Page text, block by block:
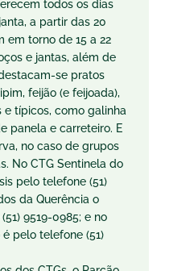
todos os dias
a partir das 20
em torno de 15 a 22
e jantas, além de
se pratos
feijão (e feijoada),
típicos, como galinha
panela e carreteiro. E
no caso de grupos
No CTG Sentinela do
pelo telefone (51)
da Querência o
9519-0985; e no
pelo telefone (51)